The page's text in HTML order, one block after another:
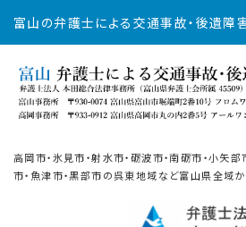
高岡市・氷見市・射水市・砺波市・南砺市・小矢
市・魚津市・黒部市の呉東地域など富山県全域